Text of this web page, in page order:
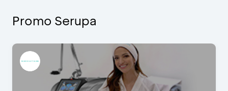
Promo Serupa